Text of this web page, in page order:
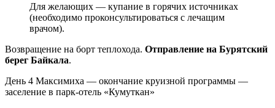
Для желающих — купание в горячих источниках
(необходимо проконсультироваться с лечащим
врачом).
Возвращение на борт теплохода. Отправление на Бурятский
берег Байкала.
День 4 Максимиха — окончание круизной программы —
заселение в парк-отель «Кумуткан»